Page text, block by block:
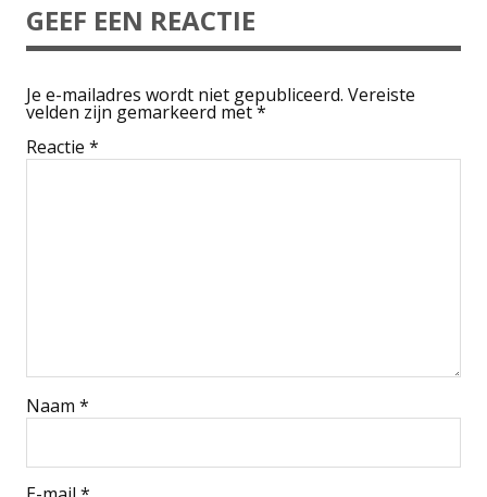
GEEF EEN REACTIE
Je e-mailadres wordt niet gepubliceerd. Vereiste
velden zijn gemarkeerd met*
Reactie *
Naam *